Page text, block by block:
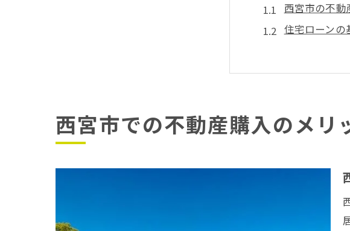
西宮市の不動
住宅ローンの
西宮市の物
不動産仲介
西宮市エリ
地域特性を理解し
交通アクセ
周辺環境と
ライフスタ
西宮市での不動産購入のメリ